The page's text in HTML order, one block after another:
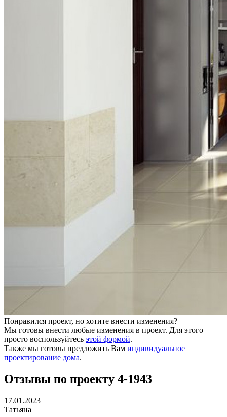
Понравился проект, но хотите внести изменения?
Мы готовы внести любые изменения в проект. Для этого
просто воспользуйтесь этой формой.
Также мы готовы предложить Вам индивидуальное
проектирование дома.
Отзывы по проекту 4-1943
17.01.2023
Татьяна